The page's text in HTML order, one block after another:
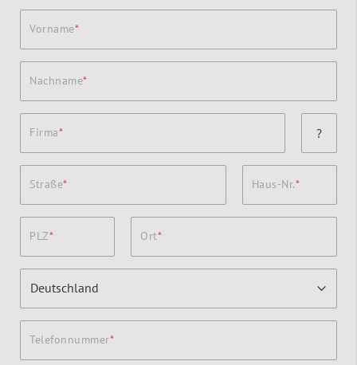
Vorname
Nachname
Firma ?
Straße Haus-Nr.
PLZ Ort
Telefonnummer